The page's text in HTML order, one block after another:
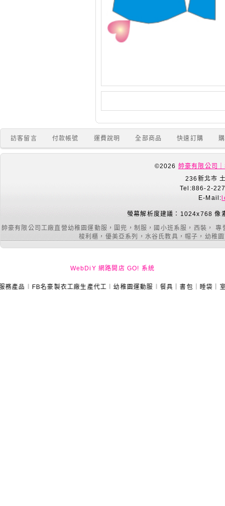
訪客留言 付款帳號 運費說明 全部商品 快速訂購
©2026 帥豪有限公司
236新北市
Tel:886-2-
E-Mail:
螢幕解析度建議：1024x768 像
帥豪有限公司工廠直營幼稚園運動服，圍兜，制服，國小班系服，西裝，
梭利櫃，優美亞系列，水谷氏教具，帽子，幼稚
WebDiY 網路開店 GO! 系統
名豪製衣工廠生產代工︱幼稚園運動服︱餐具｜書包｜睡袋｜室內鞋